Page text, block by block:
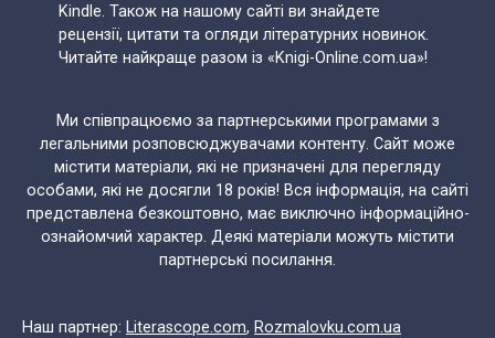
Kindle. Також на нашому сайті ви знайдете
рецензії, цитати та огляди літературних новинок.
Читайте найкраще разом із «Knigi-Online.com.ua»!
Ми співпрацюємо за партнерськими програмами з
легальними розповсюджувачами контенту. Сайт може
містити матеріали, які не призначені для перегляду
особами, які не досягли 18 років! Вся інформація, на сайті
представлена безкоштовно, має виключно інформаційно-
ознайомчий характер. Деякі матеріали можуть містити
партнерські посилання.
Наш партнер: Literascope.com, Rozmalovku.com.ua